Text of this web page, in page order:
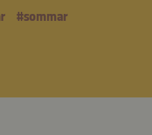
#sommar